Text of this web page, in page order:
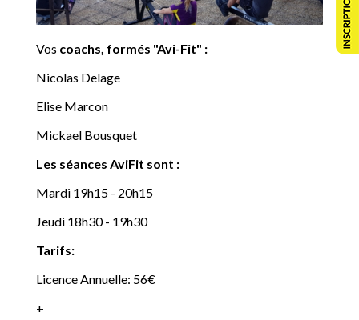
Vos coachs, formés "Avi-Fit" :
Nicolas Delage
Elise Marcon
Mickael Bousquet
Les séances AviFit sont :
Mardi 19h15 - 20h15
Jeudi 18h30 - 19h30
Tarifs:
Licence Annuelle: 56€
+